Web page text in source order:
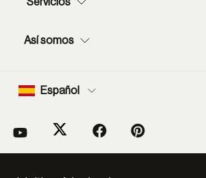
Así somos
Español